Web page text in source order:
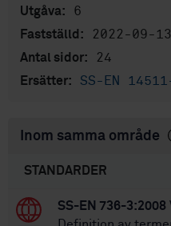
Utgåva: 6
Fastställd: 2022-09-13
Antal sidor: 24
Ersätter: SS-EN
Inom samma område
STANDARDER
SS-EN 736-3:2008